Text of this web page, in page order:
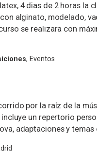
4 dias de 2 horas la
alginato, modelado,
se realizara con
, Eventos
por la raíz de la
un repertorio
adaptaciones y temas